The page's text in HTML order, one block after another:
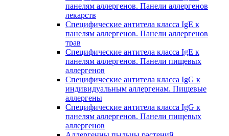
панелям аллергенов. Панели аллергенов
лекарств
Специфические антитела класса IgE к
панелям аллергенов. Панели аллергенов
трав
Специфические антитела класса IgE к
панелям аллергенов. Панели пищевых
аллергенов
Специфические антитела класса IgG к
индивидуальным аллергенам. Пищевые
аллергены
Специфические антитела класса IgG к
панелям аллергенов. Панели пищевых
аллергенов